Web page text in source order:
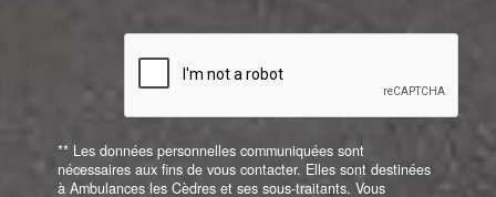
** Les données personnelles communiquées sont
nécessaires aux fins de vous contacter. Elles sont destinées
à Ambulances les Cèdres et ses sous-traitants. Vous